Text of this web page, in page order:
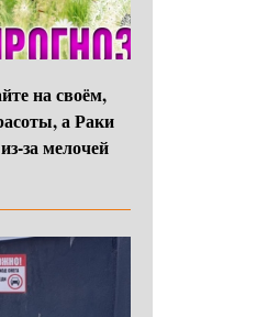
на своём,
а Раки
за мелочей